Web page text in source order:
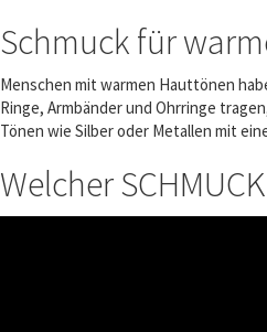
Schmuck für
Menschen mit warmen Hauttönen
Ringe, Armbänder und Ohrringe
Tönen wie Silber oder Metallen mit
Welcher